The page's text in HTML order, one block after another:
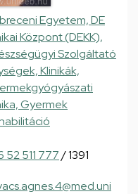
Egyetem, DE
Központ (DEKK),
Szolgáltató
Klinikák,
Gyermek
52 511 777/ 1391